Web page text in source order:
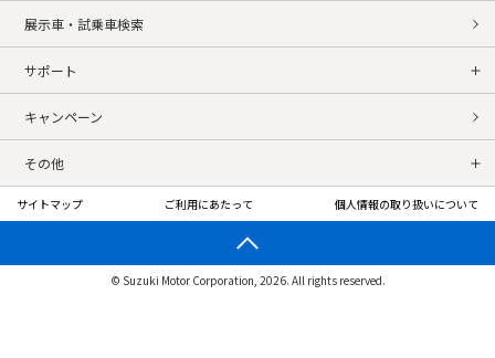
展示車・試乗車検索
サポート
キャンペーン
その他
サイトマップ ご利用にあたって 個人情報の取り扱いについて
© Suzuki Motor Corporation, 2026. All rights reserved.